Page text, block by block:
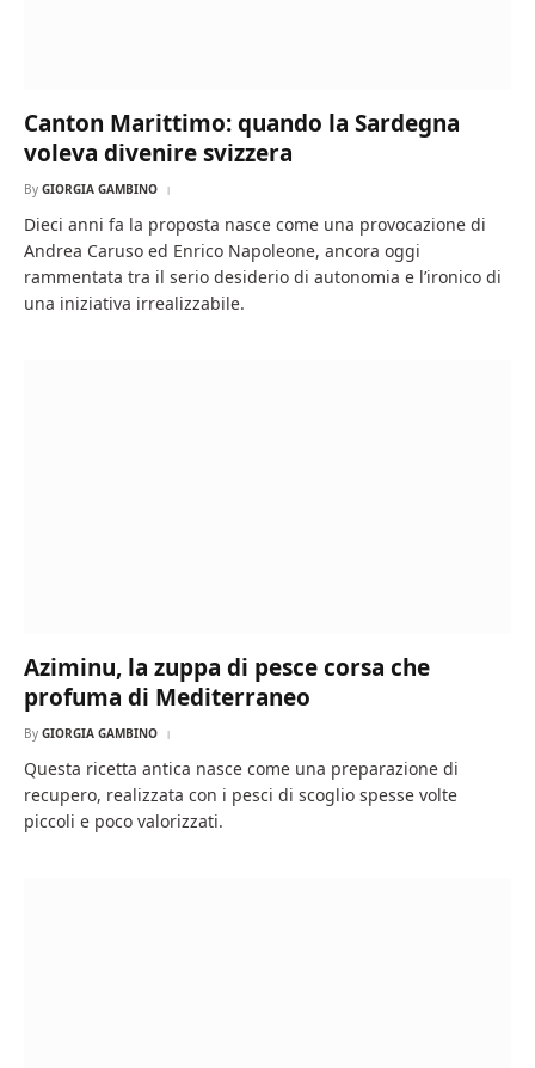
Canton Marittimo: quando la Sardegna
voleva divenire svizzera
By GIORGIA GAMBINO
Dieci anni fa la proposta nasce come una provocazione di
Andrea Caruso ed Enrico Napoleone, ancora oggi
rammentata tra il serio desiderio di autonomia e l’ironico di
una iniziativa irrealizzabile.
Aziminu, la zuppa di pesce corsa che
profuma di Mediterraneo
By GIORGIA GAMBINO
Questa ricetta antica nasce come una preparazione di
recupero, realizzata con i pesci di scoglio spesse volte
piccoli e poco valorizzati.